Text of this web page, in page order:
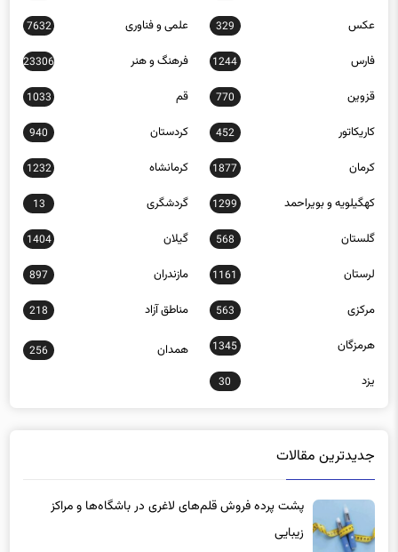
عکس 329 علمی و فناوری 7632
فارس 1244 فرهنگ و هنر 23306
قزوین 770 قم 1033
کاریکاتور 452 کردستان 940
کرمان 1877 کرمانشاه 1232
کهگیلویه و بویراحمد 1299 گردشگری 13
گلستان 568 گیلان 1404
لرستان 1161 مازندران 897
مرکزی 563 مناطق آزاد 218
هرمزگان 1345 همدان 256
یزد 30
جدیدترین مقالات
پشت پرده فروش قلم‌های لاغری در باشگاه‌ها و مراکز
زیبایی